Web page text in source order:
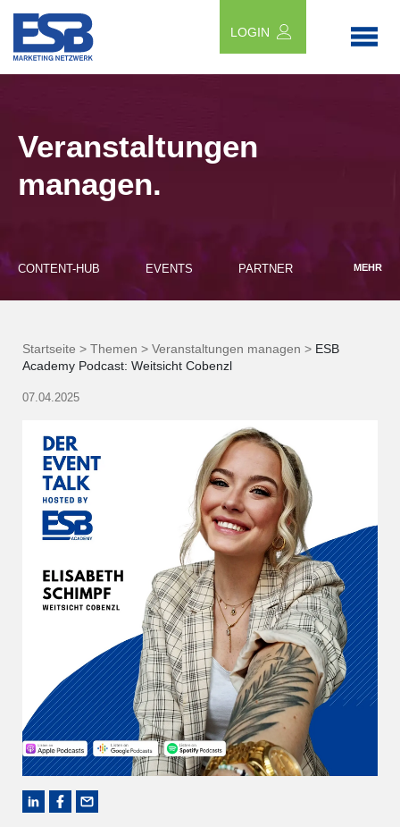
LOGIN
Veranstaltungen
managen.
CONTENT-HUB EVENTS PARTNER MEHR
Startseite > Themen > Veranstaltungen managen > ESB
Academy Podcast: Weitsicht Cobenzl
07.04.2025